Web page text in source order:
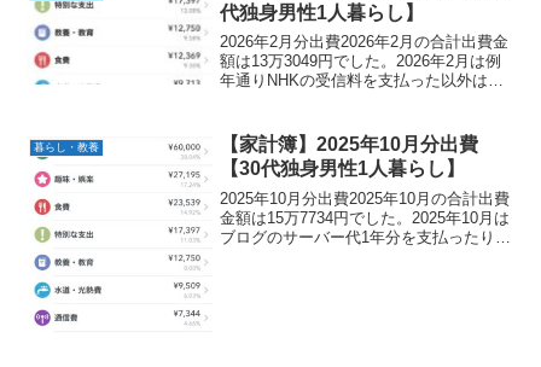
代独身男性1人暮らし】
2026年2月分出費2026年2月の合計出費金
額は13万3049円でした。2026年2月は例
年通りNHKの受信料を支払った以外は大
合計15万3455円前...
暮らし・教養
【家計簿】2025年10月分出費
【30代独身男性1人暮らし】
2025年10月分出費2025年10月の合計出費
金額は15万7734円でした。2025年10月は
ブログのサーバー代1年分を支払ったり、